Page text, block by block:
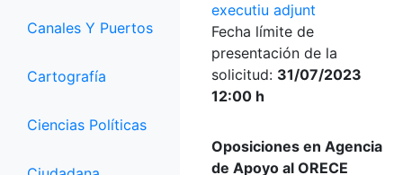
Canales Y Puertos
Cartografía
Ciencias Políticas
executiu adjunt
Fecha límite de
presentación de la
solicitud: 31/07/2023
12:00 h
Oposiciones en Agencia
de Apoyo al ORECE